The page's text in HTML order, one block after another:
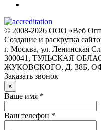
© 2008-2026 ООО «Веб
Создание и раскрутка
г. Москва, ул. Ленинская
300041, ТУЛЬСКАЯ
ЖУКОВСКОГО, Д. 38Б,
Заказать звонок
×
Ваше имя *
Ваш телефон *